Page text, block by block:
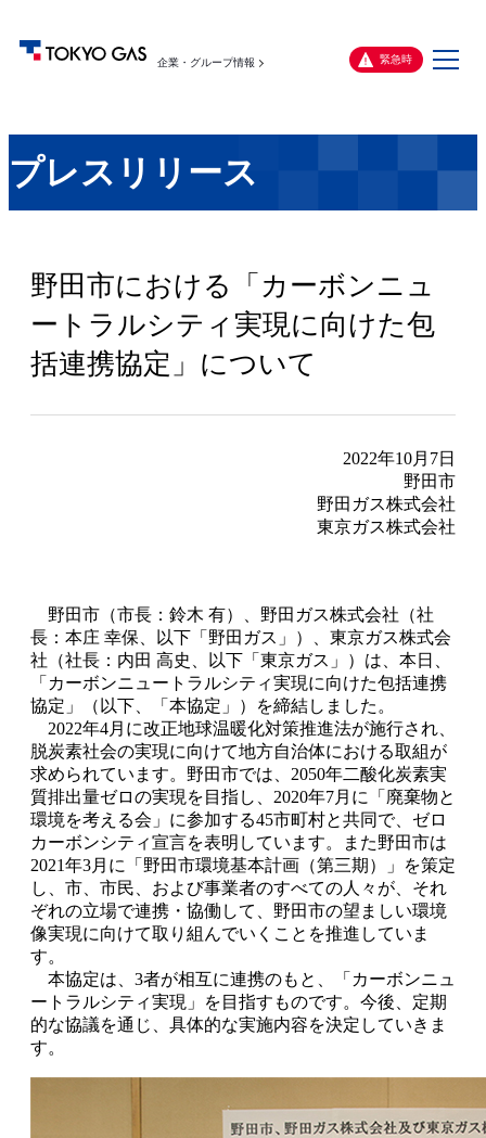
企業・グループ情報 緊急時
メ
プレスリリース
野田市における「カーボンニュ
ートラルシティ実現に向けた包
括連携協定」について
2022年10月7日
野田市
野田ガス株式会社
東京ガス株式会社
野田市（市長：鈴木 有）、野田ガス株式会社（社
長：本庄 幸保、以下「野田ガス」）、東京ガス株式会
社（社長：内田 高史、以下「東京ガス」）は、本日、
「カーボンニュートラルシティ実現に向けた包括連携
協定」（以下、「本協定」）を締結しました。
2022年4月に改正地球温暖化対策推進法が施行され、
脱炭素社会の実現に向けて地方自治体における取組が
求められています。野田市では、2050年二酸化炭素実
質排出量ゼロの実現を目指し、2020年7月に「廃棄物と
環境を考える会」に参加する45市町村と共同で、ゼロ
カーボンシティ宣言を表明しています。また野田市は
2021年3月に「野田市環境基本計画（第三期）」を策定
し、市、市民、および事業者のすべての人々が、それ
ぞれの立場で連携・協働して、野田市の望ましい環境
像実現に向けて取り組んでいくことを推進していま
す。
本協定は、3者が相互に連携のもと、「カーボンニュ
ートラルシティ実現」を目指すものです。今後、定期
的な協議を通じ、具体的な実施内容を決定していきま
す。